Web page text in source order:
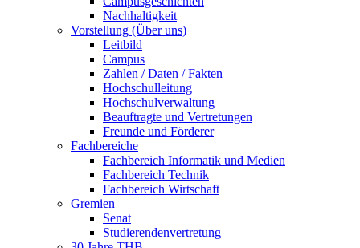
Nachhaltigkeit
Vorstellung (Über uns)
Leitbild
Campus
Zahlen / Daten / Fakten
Hochschulleitung
Hochschulverwaltung
Beauftragte und Vertretungen
Freunde und Förderer
Fachbereiche
Fachbereich Informatik und Medien
Fachbereich Technik
Fachbereich Wirtschaft
Gremien
Senat
Studierendenvertretung